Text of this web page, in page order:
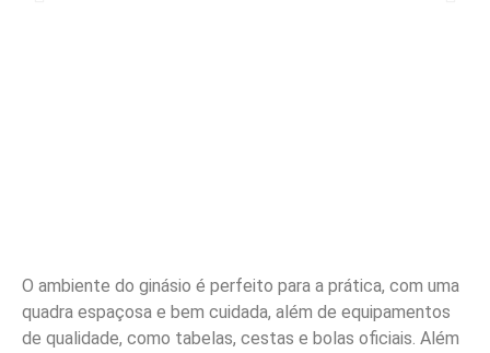
O ambiente do ginásio é perfeito para a prática, com uma
quadra espaçosa e bem cuidada, além de equipamentos
de qualidade, como tabelas, cestas e bolas oficiais. Além